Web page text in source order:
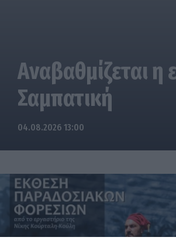
Αναβαθμίζεται η
Σαμπατική
04.08.2026 13:00